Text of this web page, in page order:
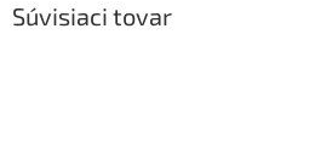
Súvisiaci tovar